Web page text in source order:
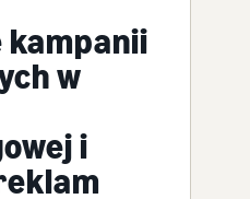
kampanii
w
i